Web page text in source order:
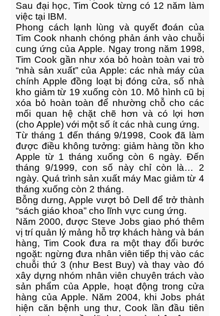
Different Shape
Entertainment, Intractive
Responsive Layout
Art Direction, Intractive
Positive view
Sau đại học, Tim Cook từng có 12 năm làm
việc tại IBM.
Phong cách lạnh lùng và quyết đoán của
Tim Cook nhanh chóng phản ánh vào chuỗi
cung ứng của Apple. Ngay trong năm 1998,
Tim Cook gần như xóa bỏ hoàn toàn vai trò
“nhà sản xuất” của Apple: các nhà máy của
chính Apple đồng loạt bị đóng cửa, số nhà
kho giảm từ 19 xuống còn 10. Mô hình cũ bị
xóa bỏ hoàn toàn để nhường chỗ cho các
mối quan hệ chặt chẽ hơn và có lợi hơn
(cho Apple) với một số ít các nhà cung ứng.
Từ tháng 1 đến tháng 9/1998, Cook đã làm
được điều không tưởng: giảm hàng tồn kho
Apple từ 1 tháng xuống còn 6 ngày. Đến
tháng 9/1999, con số này chỉ còn là… 2
ngày. Quá trình sản xuất máy Mac giảm từ 4
tháng xuống còn 2 tháng.
Bỗng dưng, Apple vượt bỏ Dell để trở thành
“sách giáo khoa” cho lĩnh vực cung ứng.
Năm 2000, được Steve Jobs giao phó thêm
vị trí quản lý mảng hỗ trợ khách hàng và bán
hàng, Tim Cook đưa ra một thay đổi bước
ngoặt: ngừng đưa nhân viên tiếp thị vào các
chuỗi thứ 3 (như Best Buy) và thay vào đó
xây dựng nhóm nhân viên chuyên trách vào
sản phẩm của Apple, hoạt động trong cửa
hàng của Apple. Năm 2004, khi Jobs phát
hiện căn bệnh ung thư, Cook lần đầu tiên